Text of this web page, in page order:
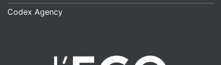
Codex Agency